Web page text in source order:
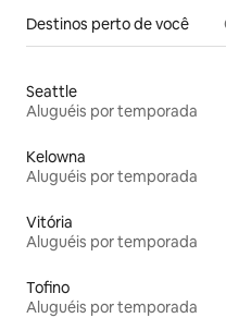
Destinos perto de você
Seattle
Aluguéis por temporada
Kelowna
Aluguéis por temporada
Vitória
Aluguéis por temporada
Tofino
Aluguéis por temporada